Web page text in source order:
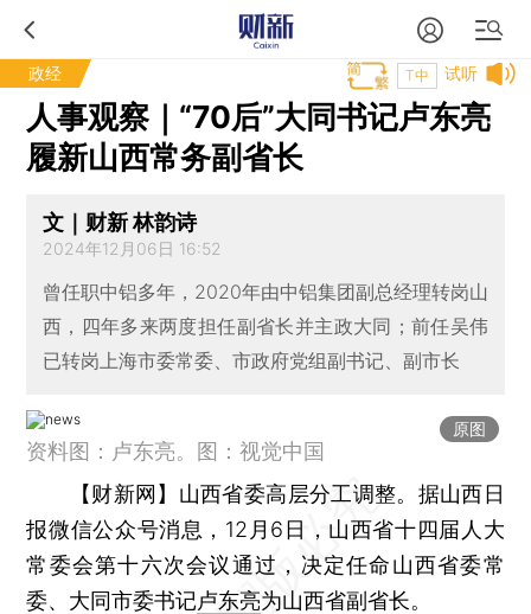
政经 试听
T中
人事观察｜“70后”大同书记卢东亮
履新山西常务副省长
文｜财新 林韵诗
2024年12月06日 16:52
曾任职中铝多年，2020年由中铝集团副总经理转岗山
西，四年多来两度担任副省长并主政大同；前任吴伟
已转岗上海市委常委、市政府党组副书记、副市长
原图
资料图：卢东亮。图：视觉中国
【财新网】 山西省委高层分工调整。据山西日
报微信公众号消息，12月6日，山西省十四届人大
常委会第十六次会议通过，决定任命山西省委常
委、大同市委书记卢东亮为山西省副省长。